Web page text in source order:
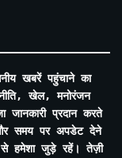
खबरें पहुंचाने का
खेल, मनोरंजन
जानकारी प्रदान करते
और समय पर अपडेट देने
से हमेशा जुड़े रहें। तेज़ी